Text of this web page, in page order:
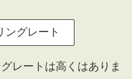
ングレート
レートは高くはありま